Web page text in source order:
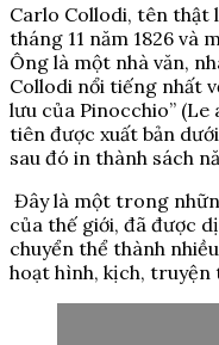
Carlo Collodi, tên thật
tháng 11 năm 1826 và
Ông là một nhà văn,
Collodi nổi tiếng nhất
lưu của Pinocchio” (Le
tiên được xuất bản
sau đó in thành sách
Đây là một trong
của thế giới, đã được
chuyển thể thành
hoạt hình, kịch, truyện